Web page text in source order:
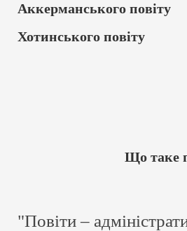
Аккерманського повіту
Хотинського повіту
Що таке
"Повіти –